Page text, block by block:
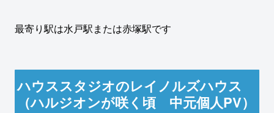
最寄り駅は水戸駅または赤塚駅です
ハウススタジオのレイノルズハウス
（ハルジオンが咲く頃 中元個人PV）